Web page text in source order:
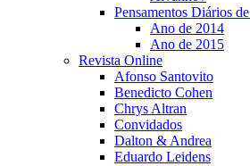
Pensamentos Diários
Ano de 2014
Ano de 2015
Revista Online
Afonso Santovito
Benedicto Cohen
Chrys Altran
Convidados
Dalton & Andrea
Eduardo Leidens